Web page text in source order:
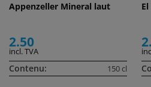
Appenzeller Mineral laut
2.50
incl. TVA
Contenu: 150 cl